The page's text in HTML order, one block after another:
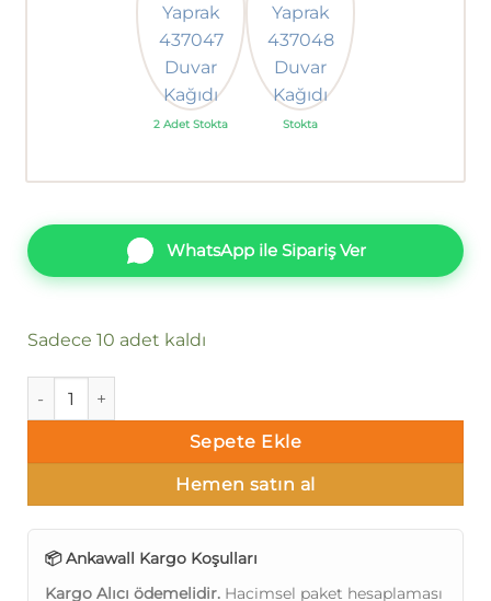
2 Adet Stokta Stokta
WhatsApp ile Sipariş Ver
Sadece 10 adet kaldı
Ankawall Four Seasons-Yaprak 437040 Duvar Kağıdı adet
Sepete Ekle
Hemen satın al
📦 Ankawall Kargo Koşulları
Kargo Alıcı ödemelidir. Hacimsel paket hesaplaması